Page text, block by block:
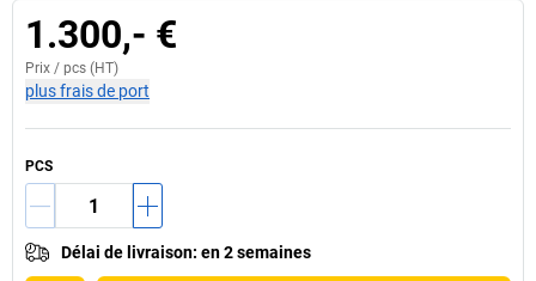
1.300,- €
Prix / pcs (HT)
plus frais de port
PCS
Délai de livraison: en 2 semaines